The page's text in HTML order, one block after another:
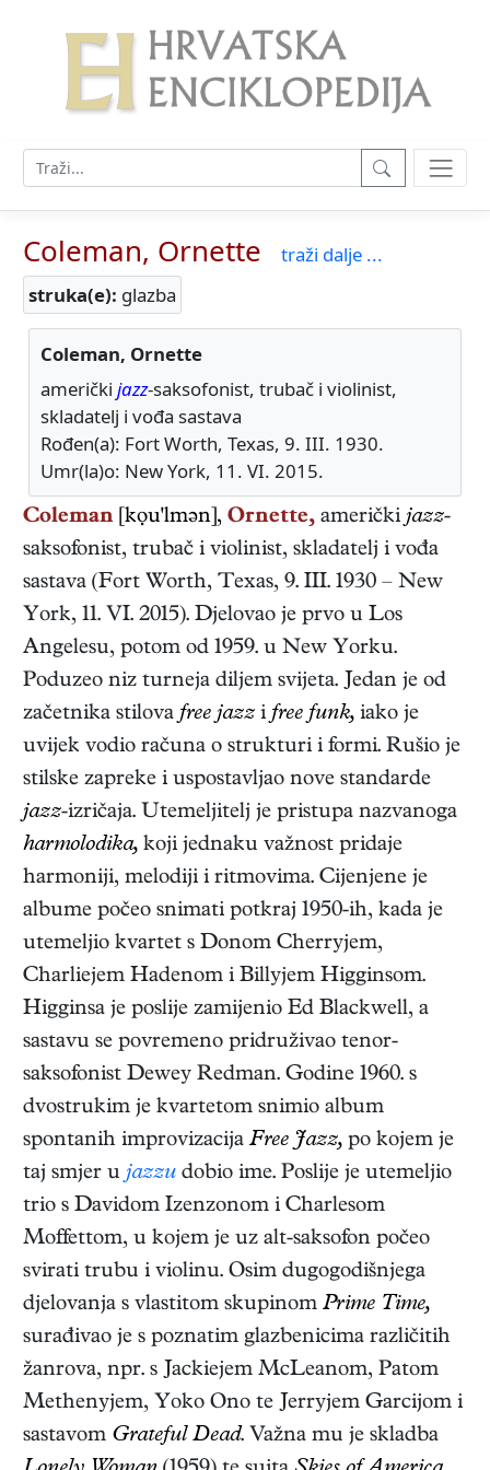
Coleman, Ornette
traži dalje ...
struka(e): glazba
Coleman, Ornette
američki jazz-saksofonist, trubač i violinist,
skladatelj i vođa sastava
Rođen(a): Fort Worth, Texas, 9. III. 1930.
Umr(la)o: New York, 11. VI. 2015.
Coleman [kọu'lmən], Ornette, američki jazz-
saksofonist, trubač i violinist, skladatelj i vođa
sastava (Fort Worth, Texas, 9. III. 1930 – New
York, 11. VI. 2015). Djelovao je prvo u Los
Angelesu, potom od 1959. u New Yorku.
Poduzeo niz turneja diljem svijeta. Jedan je od
začetnika stilovafree jazz ifree funk, iako je
uvijek vodio računa o strukturi i formi. Rušio je
stilske zapreke i uspostavljao nove standarde
jazz-izričaja. Utemeljitelj je pristupa nazvanoga
harmolodika, koji jednaku važnost pridaje
harmoniji, melodiji i ritmovima. Cijenjene je
albume počeo snimati potkraj 1950-ih, kada je
utemeljio kvartet s Donom Cherryjem,
Charliejem Hadenom i Billyjem Higginsom.
Higginsa je poslije zamijenio Ed Blackwell, a
sastavu se povremeno pridruživao tenor-
saksofonist Dewey Redman. Godine 1960. s
dvostrukim je kvartetom snimio album
spontanih improvizacija Free Jazz, po kojem je
taj smjer ujazzu dobio ime. Poslije je utemeljio
trio s Davidom Izenzonom i Charlesom
Moffettom, u kojem je uz alt-saksofon počeo
svirati trubu i violinu. Osim dugogodišnjega
djelovanja s vlastitom skupinom Prime Time,
surađivao je s poznatim glazbenicima različitih
žanrova, npr. s Jackiejem McLeanom, Patom
Methenyjem, Yoko Ono te Jerryjem Garcijom i
sastavom Grateful Dead. Važna mu je skladba